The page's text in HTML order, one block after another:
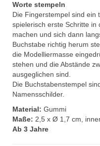
Worte stempeln
Die Fingerstempel sind ein
spielerisch erste Schritte in
machen und sich dann
Buchstabe richtig herum
die Modelliermasse
stehen und die Abstände
ausgeglichen sind.
Die Buchstabenstempel
Namensschilder.
Material: Gummi
Maße: 2,5 x Ø 1,7 cm,
Ab 3 Jahre